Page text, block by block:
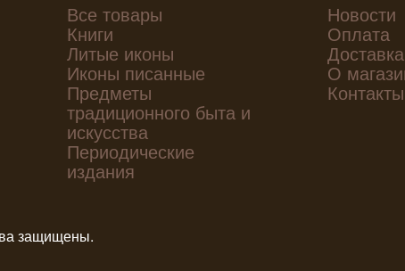
Все товары
Книги
Литые иконы
Иконы писанные
Предметы
традиционного быта и
искусства
Периодические
издания
Новости
Оплата
Доставка
О
Контакты
защищены.